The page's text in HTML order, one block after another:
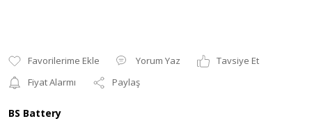
Yorum Yaz
Tavsiye Et
Fiyat Alarmı
Paylaş
BS Battery